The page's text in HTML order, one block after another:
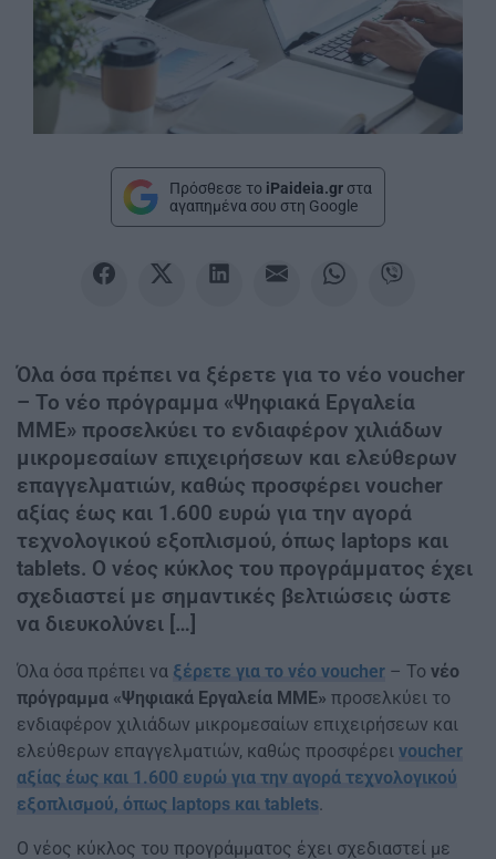
Πρόσθεσε το iPaideia.gr στα
αγαπημένα σου στη Google
Όλα όσα πρέπει να ξέρετε για το νέο voucher
– Το νέο πρόγραμμα «Ψηφιακά Εργαλεία
ΜΜΕ» προσελκύει το ενδιαφέρον χιλιάδων
μικρομεσαίων επιχειρήσεων και ελεύθερων
επαγγελματιών, καθώς προσφέρει voucher
αξίας έως και 1.600 ευρώ για την αγορά
τεχνολογικού εξοπλισμού, όπως laptops και
tablets. Ο νέος κύκλος του προγράμματος έχει
σχεδιαστεί με σημαντικές βελτιώσεις ώστε
να διευκολύνει […]
Όλα όσα πρέπει να ξέρετε για το νέο voucher – Το νέο
πρόγραμμα «Ψηφιακά Εργαλεία ΜΜΕ» προσελκύει το
ενδιαφέρον χιλιάδων μικρομεσαίων επιχειρήσεων και
ελεύθερων επαγγελματιών, καθώς προσφέρει voucher
αξίας έως και 1.600 ευρώ για την αγορά τεχνολογικού
εξοπλισμού, όπως laptops και tablets.
Ο νέος κύκλος του προγράμματος έχει σχεδιαστεί με